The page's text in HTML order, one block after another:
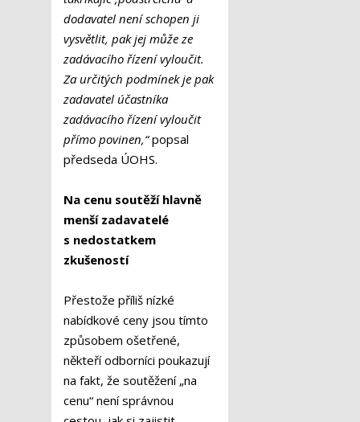
dodavatel není schopen ji
vysvětlit, pak jej může ze
zadávacího řízení vyloučit.
Za určitých podmínek je pak
zadavatel účastníka
zadávacího řízení vyloučit
přímo povinen,“popsal
předseda ÚOHS.
Na cenu soutěží hlavně
menší zadavatelé
s nedostatkem
zkušeností
Přestože příliš nízké
nabídkové ceny jsou tímto
způsobem ošetřené,
někteří odborníci poukazují
na fakt, že soutěžení „na
cenu“ není správnou